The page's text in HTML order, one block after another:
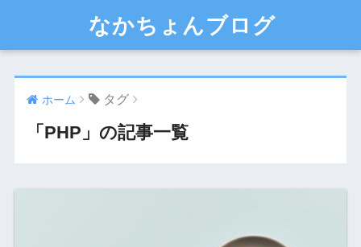
なかちょんブログ
ホーム タグ
「PHP」の記事一覧